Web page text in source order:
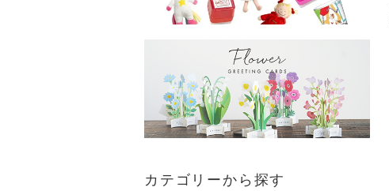
カテゴリーから探す